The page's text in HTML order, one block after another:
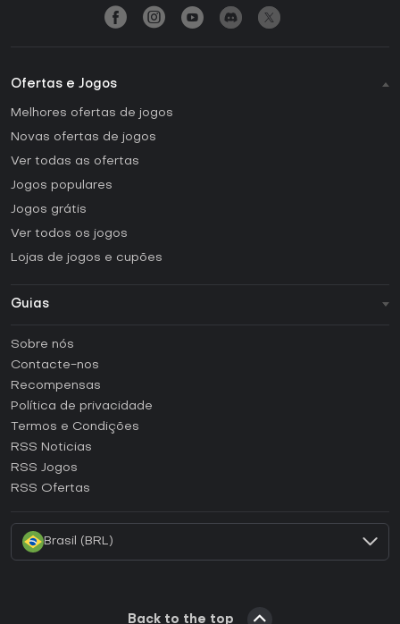
Ofertas e Jogos
Melhores ofertas de jogos
Novas ofertas de jogos
Ver todas as ofertas
Jogos populares
Jogos grátis
Ver todos os jogos
Lojas de jogos e cupões
Guias
Como ativar uma CD Key Steam?
Como ativar uma CD Key Epic Games?
Como ativar uma CD Key GOG?
Como ativar uma CD Key Ubisoft Connect?
Como ativar uma CD Key EA App?
Sobre nós
Contacte-nos
Recompensas
Política de privacidade
Termos e Condições
RSS Noticias
RSS Jogos
RSS Ofertas
Brasil (BRL)
Back to the top